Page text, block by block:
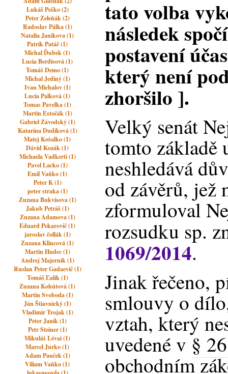
Lukáš Peško (2)
Peter Zeleňák (2)
Radoslav Pálka (1)
Natalia Janikova (1)
Patrik Patáč (1)
Michal Ďubek (1)
Lucia Berdisová (1)
Tomáš Demo (1)
Michal Jediný (1)
Ivan Michalov (1)
Lucia Palková (1)
Tomas Pavelka (1)
Martin Estočák (1)
Gabriel Závodský (1)
Katarína Dudíková (1)
Matej Košalko (1)
Dávid Kozák (1)
Michaela Vadkerti (1)
Pavel Lacko (1)
Emil Vaňko (1)
Peter K (1)
peter straka (1)
Zuzana Bukvisova (1)
Jakub Petráš (1)
Zuzana Adamova (1)
Eduard Pekarovič (1)
jaroslav čollák (1)
Zuzana Klincová (1)
Martin Hudec (1)
Andrej Majerník (1)
Ruslan Peter Gadaevič (1)
Tomáš Ľalík (1)
Zuzana Kohútová (1)
Martin Svoboda (1)
Ján Štiavnický (1)
Vladimir Trojak (1)
Peter Janík (1)
Petr Steiner (1)
Mikuláš Lévai (1)
Marcel Jurko (1)
Adam Pauček (1)
Viliam Vaňko (1)
tato volba
následek
postavení
který není
zhoršilo ].
Velký senát
tomto základě
neshledává
od závěrů, jež
zformuloval
rozsudku sp.
1069/2014.
Jinak řečeno,
smlouvy o
vztah, který
uvedené v§
obchodním